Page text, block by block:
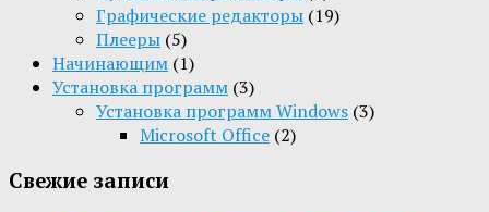
Графические редакторы (19)
Плееры (5)
Начинающим (1)
Установка программ (3)
Установка программ Windows (3)
Microsoft Office (2)
Свежие записи